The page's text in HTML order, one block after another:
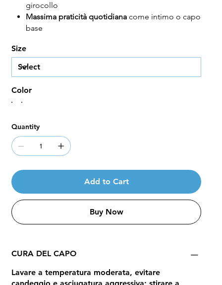
girocollo
Massima praticità quotidianacome intimo o capo
base
Size
Color
Quantity
Add to Cart
Buy Now
CURA DEL CAPO
Lavare a temperatura moderata, evitare